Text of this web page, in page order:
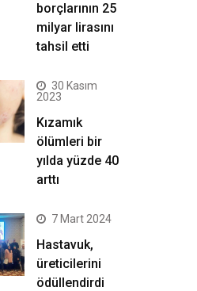
borçlarının 25
milyar lirasını
tahsil etti
30 Kasım
2023
Kızamık
ölümleri bir
yılda yüzde 40
arttı
7 Mart 2024
Hastavuk,
üreticilerini
ödüllendirdi